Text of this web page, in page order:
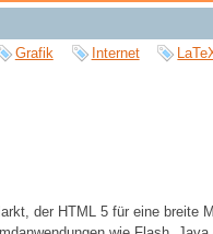
Grafik Internet
der HTML 5 für eine breite